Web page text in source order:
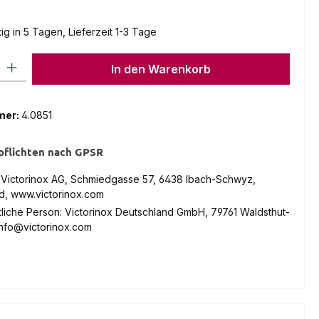
in 5 Tagen, Lieferzeit 1-3 Tage
Gib den gewünschten Wert ein oder benutze die Schaltflächen
In den Warenkorb
4.0851
nach GPSR
AG, Schmiedgasse 57, 6438 Ibach-Schwyz,
www.victorinox.com
Person: Victorinox Deutschland GmbH, 79761 Waldsthut-